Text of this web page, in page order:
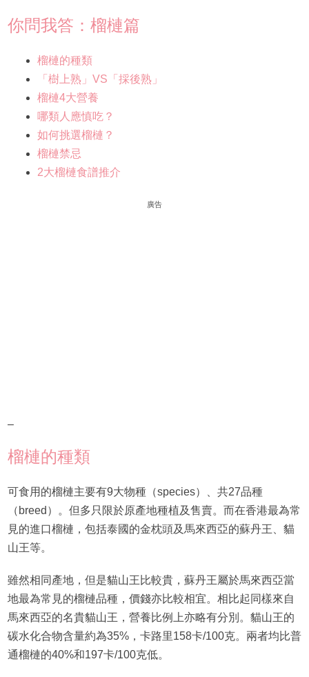
你問我答：榴槤篇
榴槤的種類
「樹上熟」VS「採後熟」
榴槤4大營養
哪類人應慎吃？
如何挑選榴槤？
榴槤禁忌
2大榴槤食譜推介
廣告
–
榴槤的種類
可食用的榴槤主要有9大物種（species）、共27品種
（breed）。但多只限於原產地種植及售賣。而在香港最為常
見的進口榴槤，包括泰國的金枕頭及馬來西亞的蘇丹王、貓
山王等。
雖然相同產地，但是貓山王比較貴，蘇丹王屬於馬來西亞當
地最為常見的榴槤品種，價錢亦比較相宜。相比起同樣來自
馬來西亞的名貴貓山王，營養比例上亦略有分別。貓山王的
碳水化合物含量約為35%，卡路里158卡/100克。兩者均比普
通榴槤的40%和197卡/100克低。